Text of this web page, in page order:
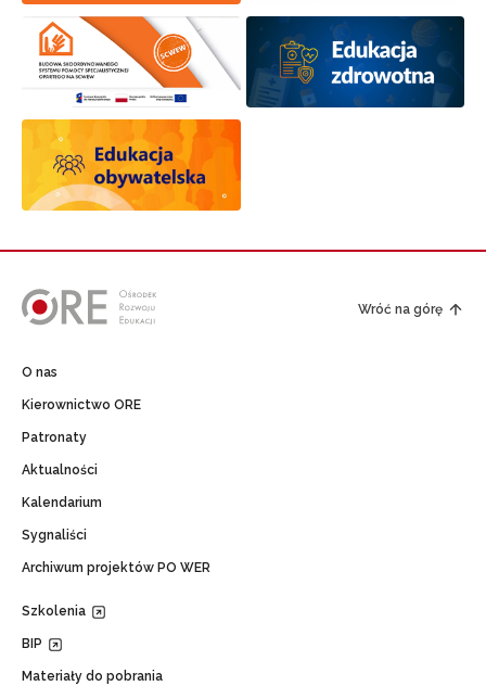
Wróć na górę
O nas
Kierownictwo ORE
Patronaty
Aktualności
Kalendarium
Sygnaliści
Archiwum projektów PO WER
Szkolenia
BIP
Materiały do pobrania